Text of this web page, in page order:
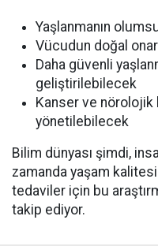
Yaşlanmanın
Vücudun doğal
Daha güvenli
geliştirilebilecek
Kanser ve nörolojik
yönetilebilecek
Bilim dünyası şimdi,
zamanda yaşam
tedaviler için bu
takip ediyor.